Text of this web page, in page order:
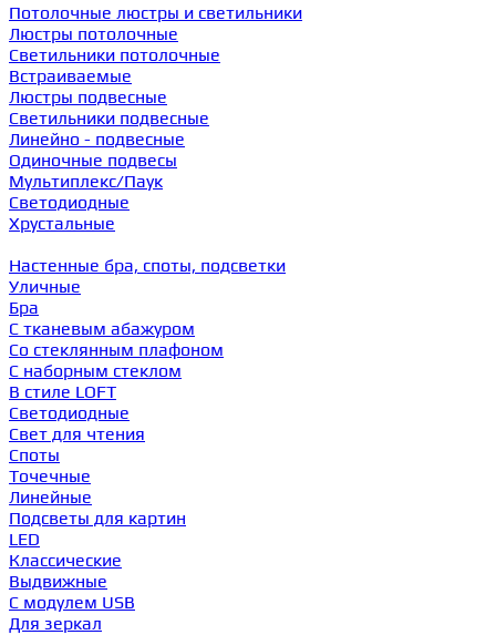
Потолочные люстры и светильники
Люстры потолочные
Светильники потолочные
Встраиваемые
Люстры подвесные
Светильники подвесные
Линейно - подвесные
Одиночные подвесы
Мультиплекс/Паук
Светодиодные
Хрустальные
Настенные бра, споты, подсветки
Уличные
Бра
С тканевым абажуром
Со стеклянным плафоном
С наборным стеклом
В стиле LOFT
Светодиодные
Свет для чтения
Споты
Точечные
Линейные
Подсветы для картин
LED
Классические
Выдвижные
С модулем USB
Для зеркал